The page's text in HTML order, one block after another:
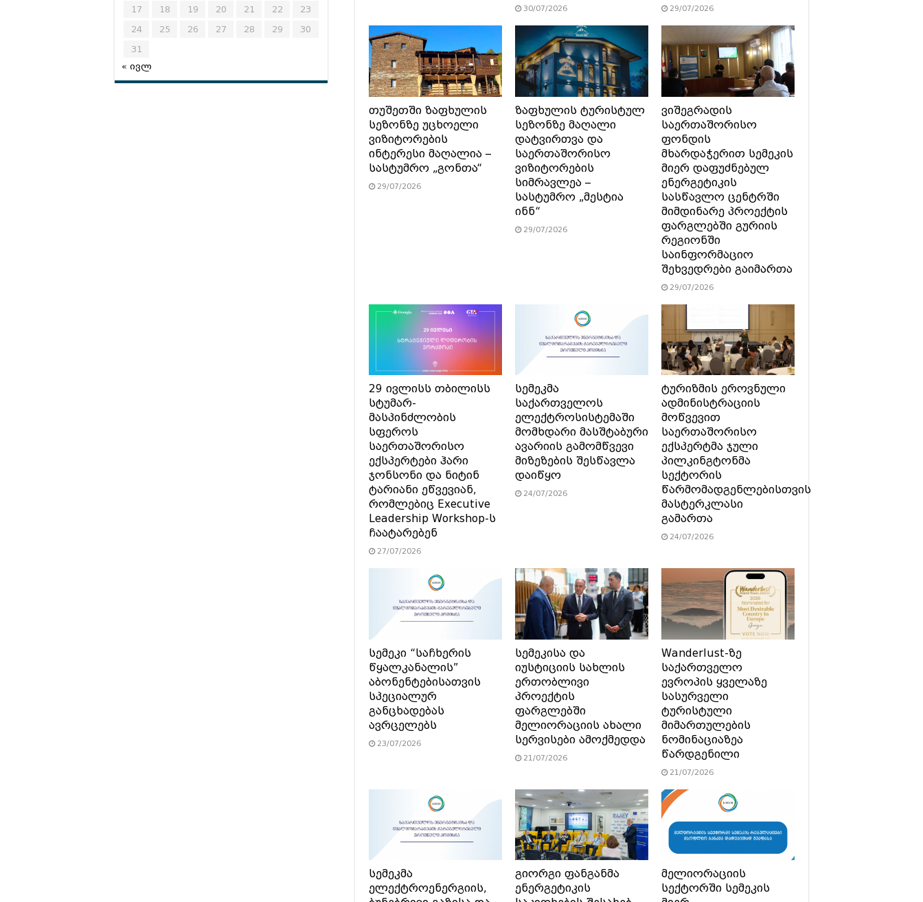
30/07/2026 29/07/2026
თუშეთში ზაფხულის
სეზონზე უცხოელი
ვიზიტორების
ინტერესი მაღალია –
სასტუმრო „გონთა“
29/07/2026
ზაფხულის ტურისტულ
სეზონზე მაღალი
დატვირთვა და
საერთაშორისო
ვიზიტორების
სიმრავლეა –
სასტუმრო „მესტია
ინნ“
29/07/2026
ვიშეგრადის
საერთაშორისო
ფონდის
მხარდაჭერით სემეკის
მიერ დაფუძნებულ
ენერგეტიკის
სასწავლო ცენტრში
მიმდინარე პროექტის
ფარგლებში გურიის
რეგიონში
საინფორმაციო
შეხვედრები გაიმართა
29/07/2026
29 ივლისს თბილისს
სტუმარ-
მასპინძლობის
სფეროს
საერთაშორისო
ექსპერტები ჰარი
ჯონსონი და ნიტინ
ტარიანი ეწვევიან,
რომლებიც Executive
Leadership Workshop-ს
ჩაატარებენ
27/07/2026
სემეკმა
საქართველოს
ელექტროსისტემაში
მომხდარი მასშტაბური
ავარიის გამომწვევი
მიზეზების შესწავლა
დაიწყო
24/07/2026
ტურიზმის ეროვნული
ადმინისტრაციის
მოწვევით
საერთაშორისო
ექსპერტმა ჯული
პილკინგტონმა
სექტორის
წარმომადგენლებისთვის
მასტერკლასი
გამართა
24/07/2026
სემეკი “საჩხერის
წყალკანალის”
აბონენტებისათვის
სპეციალურ
განცხადებას
ავრცელებს
23/07/2026
სემეკისა და
იუსტიციის სახლის
ერთობლივი
პროექტის
ფარგლებში
მელიორაციის ახალი
სერვისები ამოქმედდა
21/07/2026
Wanderlust-ზე
საქართველო
ევროპის ყველაზე
სასურველი
ტურისტული
მიმართულების
ნომინაციაზეა
წარდგენილი
21/07/2026
სემეკმა
ელექტროენერგიის,
გიორგი ფანგანმა
ენერგეტიკის
მელიორაციის
სექტორში სემეკის
17
18 19 20 21 22
23
24
25 26 27 28 29
30
31
« ივლ